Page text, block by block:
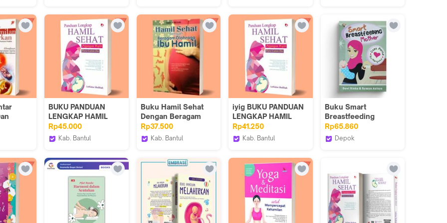
BUKU PANDUAN
LENGKAP HAMIL
SEHAT - Diva press
Rp45.000
Kab. Bantul
Buku Hamil Sehat
Dengan Beragam
Olahraga Ibu Hamil
Rp37.500
Kab. Bantul
iyig BUKU PANDUAN
LENGKAP HAMIL
SEHAT - Diva press
Rp41.250
Kab. Bantul
Buku Smart
Breastfeeding
Mother Cara Pintar
Ibu Menyusui
Original
Rp65.860
Depok